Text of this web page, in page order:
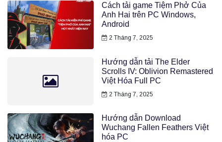
Cách tải game Tiệm Phở Của
Anh Hai trên PC Windows,
Android
2 Tháng 7, 2025
Hướng dẫn tải The Elder
Scrolls IV: Oblivion Remastered
Việt Hóa Full PC
2 Tháng 7, 2025
Hướng dẫn Download
Wuchang Fallen Feathers Việt
hóa PC